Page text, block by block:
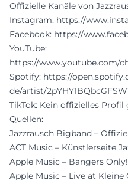
Offizielle Kanäle von
Instagram: https://
Facebook: https://
YouTube:
https://www.youtube.com/
Spotify: https://
de/artist/
TikTok: Kein offizielles Profil
Quellen:
Jazzrausch Bigband –
ACT Music – Künstlerseite
Apple Music – Bangers
Apple Music – Live at